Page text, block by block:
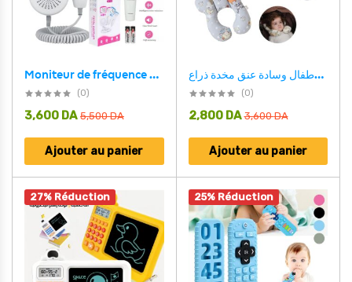
Moniteur de fréquence cardiaque fœtale – جهاز لمراقبة نبضات قلب الجنين
(0)
5,500DA
3,600 DA
Ajouter au panier
طقم وسادات العناية بالرضيع 3 في 1 وسادة أمان الأطفال وسادة عنق مخدة ذراع
(0)
3,600DA
2,800 DA
Ajouter au panier
27% Réduction 25% Réduction